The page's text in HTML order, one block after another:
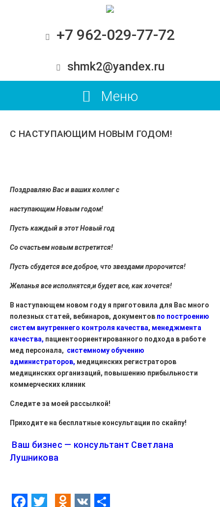
+7 962-029-77-72
shmk2@yandex.ru
Меню
С НАСТУПАЮЩИМ НОВЫМ ГОДОМ!
Поздравляю Вас и ваших коллег с
наступающим Новым годом!
Пусть каждый в этот Новый год
Со счастьем новым встретится!
Пусть сбудется все доброе, что звездами пророчится!
Желанья все исполнятся,и будет все, как хочется!
В наступающем новом году я приготовила для Вас много
полезных статей, вебинаров, документов по построению
систем внутреннего контроля качества, менеджмента
качества, пациентоориентированного подхода в работе
мед персонала, системному обучению
администраторов, медицинских регистраторов
медицинских организаций, повышению прибыльности
коммерческих клиник
Следите за моей рассылкой!
Приходите на бесплатные консультации по скайпу!
Ваш бизнес — консультант Светлана
Лушникова